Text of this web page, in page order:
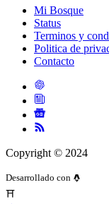
Mi Bosque
Status
Terminos y
Politica de
Contacto
Copyright © 2024
Desarrollado con
⛩️